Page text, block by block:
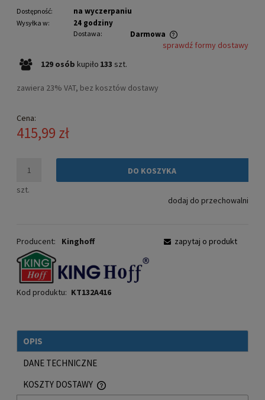
Dostępność: na wyczerpaniu
Wysyłka w: 24 godziny
Dostawa:
Darmowa
Cena nie zawiera ewentualnych kosztów płatności
sprawdź formy dostawy
129 osób kupiło 133 szt.
zawiera 23% VAT, bez kosztów dostawy
Cena:
415,99 zł
szt.
DO KOSZYKA
dodaj do przechowalni
Producent: Kinghoff
Kod produktu: KT132A416
zapytaj o produkt
OPIS
DANE TECHNICZNE
KOSZTY DOSTAWY
CENA NIE ZAWIERA EWENTUALNYCH KOSZTÓW PŁATNOŚCI